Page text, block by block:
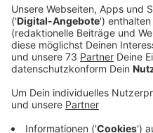
Nahverkehr. Bürger
Beeinträchtigungen
Veröffentlicht:Mittwoch,
Anzeige